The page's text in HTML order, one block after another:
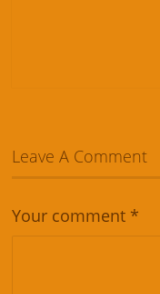
Leave A Comment
Your comment *